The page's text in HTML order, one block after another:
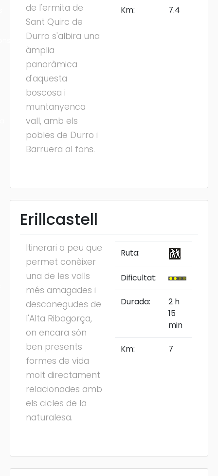
de l'ermita de
Sant Quirc de
Durro s'albira una
àmplia
panoràmica
d'aquesta
boscosa i
muntanyenca
vall, amb els
pobles de Durro i
Barruera al fons.
Km: 7.4
Erillcastell
Itinerari a peu que
permet conèixer
una de les valls
més amagades i
desconegudes de
l'Alta Ribagorça,
on encara són
ben presents
formes de vida
molt directament
relacionades amb
els cicles de la
naturalesa.
Ruta:
Dificultat:
Durada:
2 h
15
min
Km: 7